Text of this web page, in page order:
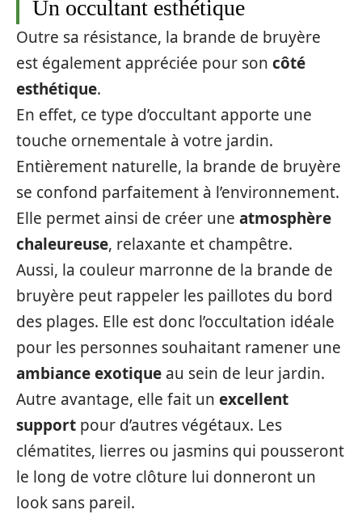
Un occultant esthétique
Outre sa résistance, la brande de bruyère
est également appréciée pour son côté
esthétique.
En effet, ce type d’occultant apporte une
touche ornementale à votre jardin.
Entièrement naturelle, la brande de bruyère
se confond parfaitement à l’environnement.
Elle permet ainsi de créer une atmosphère
chaleureuse, relaxante et champêtre.
Aussi, la couleur marronne de la brande de
bruyère peut rappeler les paillotes du bord
des plages. Elle est donc l’occultation idéale
pour les personnes souhaitant ramener une
ambiance exotique au sein de leur jardin.
Autre avantage, elle fait un excellent
support pour d’autres végétaux. Les
clématites, lierres ou jasmins qui pousseront
le long de votre clôture lui donneront un
look sans pareil.